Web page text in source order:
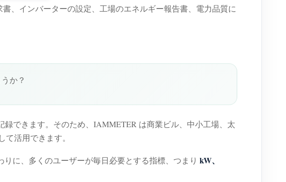
、インバーターの設定、工場のエネルギー報告書、電力品質に
か？
録できます。そのため、IAMMETER は商業ビル、中小工場、太
て活用できます。
に、多くのユーザーが毎日必要とする指標、つまり kW、